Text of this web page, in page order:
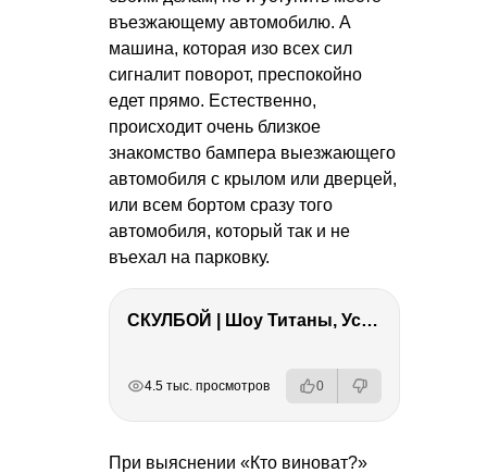
въезжающему автомобилю. А
машина, которая изо всех сил
сигналит поворот, преспокойно
едет прямо. Естественно,
происходит очень близкое
знакомство бампера выезжающего
автомобиля с крылом или дверцей,
или всем бортом сразу того
автомобиля, который так и не
въехал на парковку.
СКУЛБОЙ | Шоу Титаны, Усейн Болт, Ларрат, Зашквар!
4.5 тыс. просмотров 0
При выяснении «Кто виноват?»